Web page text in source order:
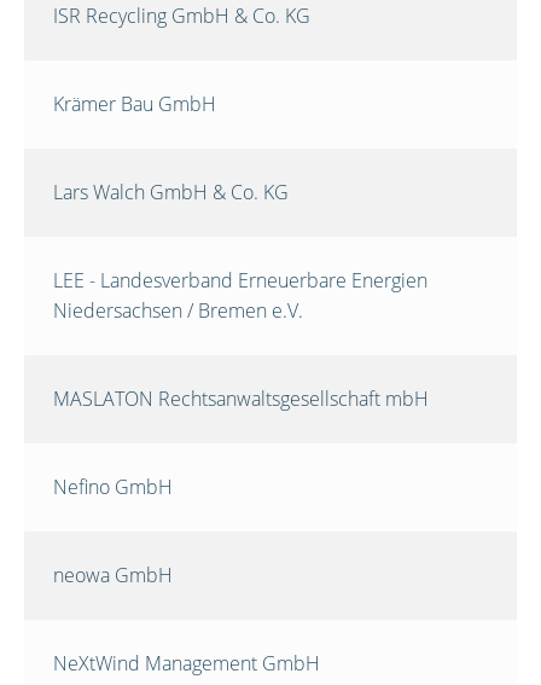
ISR Recycling GmbH & Co. KG
Krämer Bau GmbH
Lars Walch GmbH & Co. KG
LEE - Landesverband Erneuerbare Energien
Niedersachsen / Bremen e.V.
MASLATON Rechtsanwaltsgesellschaft mbH
Nefino GmbH
neowa GmbH
NeXtWind Management GmbH